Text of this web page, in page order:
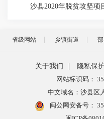
沙县2020年脱贫攻坚项
省级网站 乡镇街道
关于我们 隐私保护
网站标识码：
中文域名：沙县区
闽公网安备号：